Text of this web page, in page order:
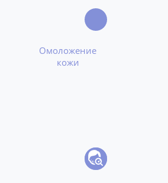
Омоложение
кожи